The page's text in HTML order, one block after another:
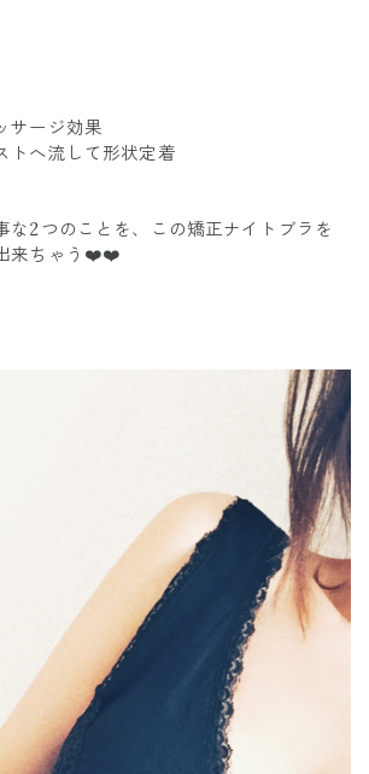
サージ効果
トへ流して形状定着
な2つのことを、この矯正ナイトブラを
来ちゃう❤️❤️